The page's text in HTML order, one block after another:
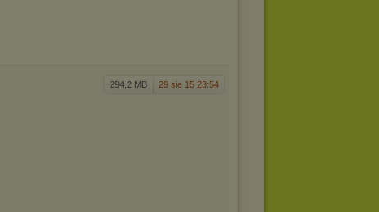
294,2 MB 29 sie 15 23:54